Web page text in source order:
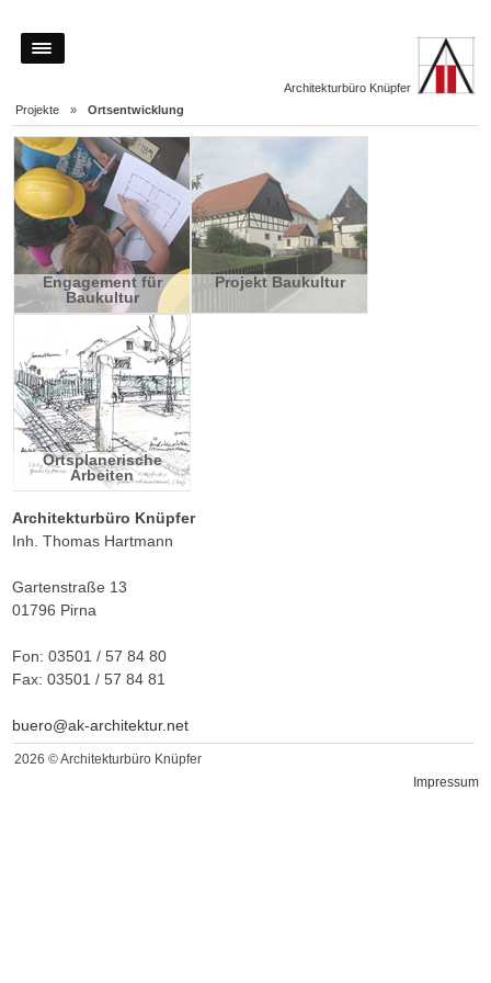
Architekturbüro Knüpfer
Projekte
» Ortsentwicklung
Engagement für
Baukultur
Projekt Baukultur
Ortsplanerische
Arbeiten
Architekturbüro Knüpfer
Inh. Thomas Hartmann
Gartenstraße 13
01796 Pirna
Fon: 03501 / 57 84 80
Fax: 03501 / 57 84 81
buero@ak-architektur.net
2026 © Architekturbüro Knüpfer
Impressum